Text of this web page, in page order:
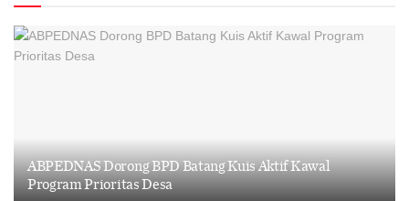
ABPEDNAS Dorong BPD Batang Kuis Aktif Kawal
Program Prioritas Desa